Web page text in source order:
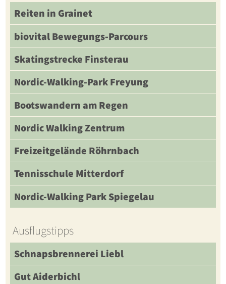
Reiten in Grainet
biovital Bewegungs-Parcours
Skatingstrecke Finsterau
Nordic-Walking-Park Freyung
Bootswandern am Regen
Nordic Walking Zentrum
Freizeitgelände Röhrnbach
Tennisschule Mitterdorf
Nordic-Walking Park Spiegelau
Ausflugstipps
Schnapsbrennerei Liebl
Gut Aiderbichl